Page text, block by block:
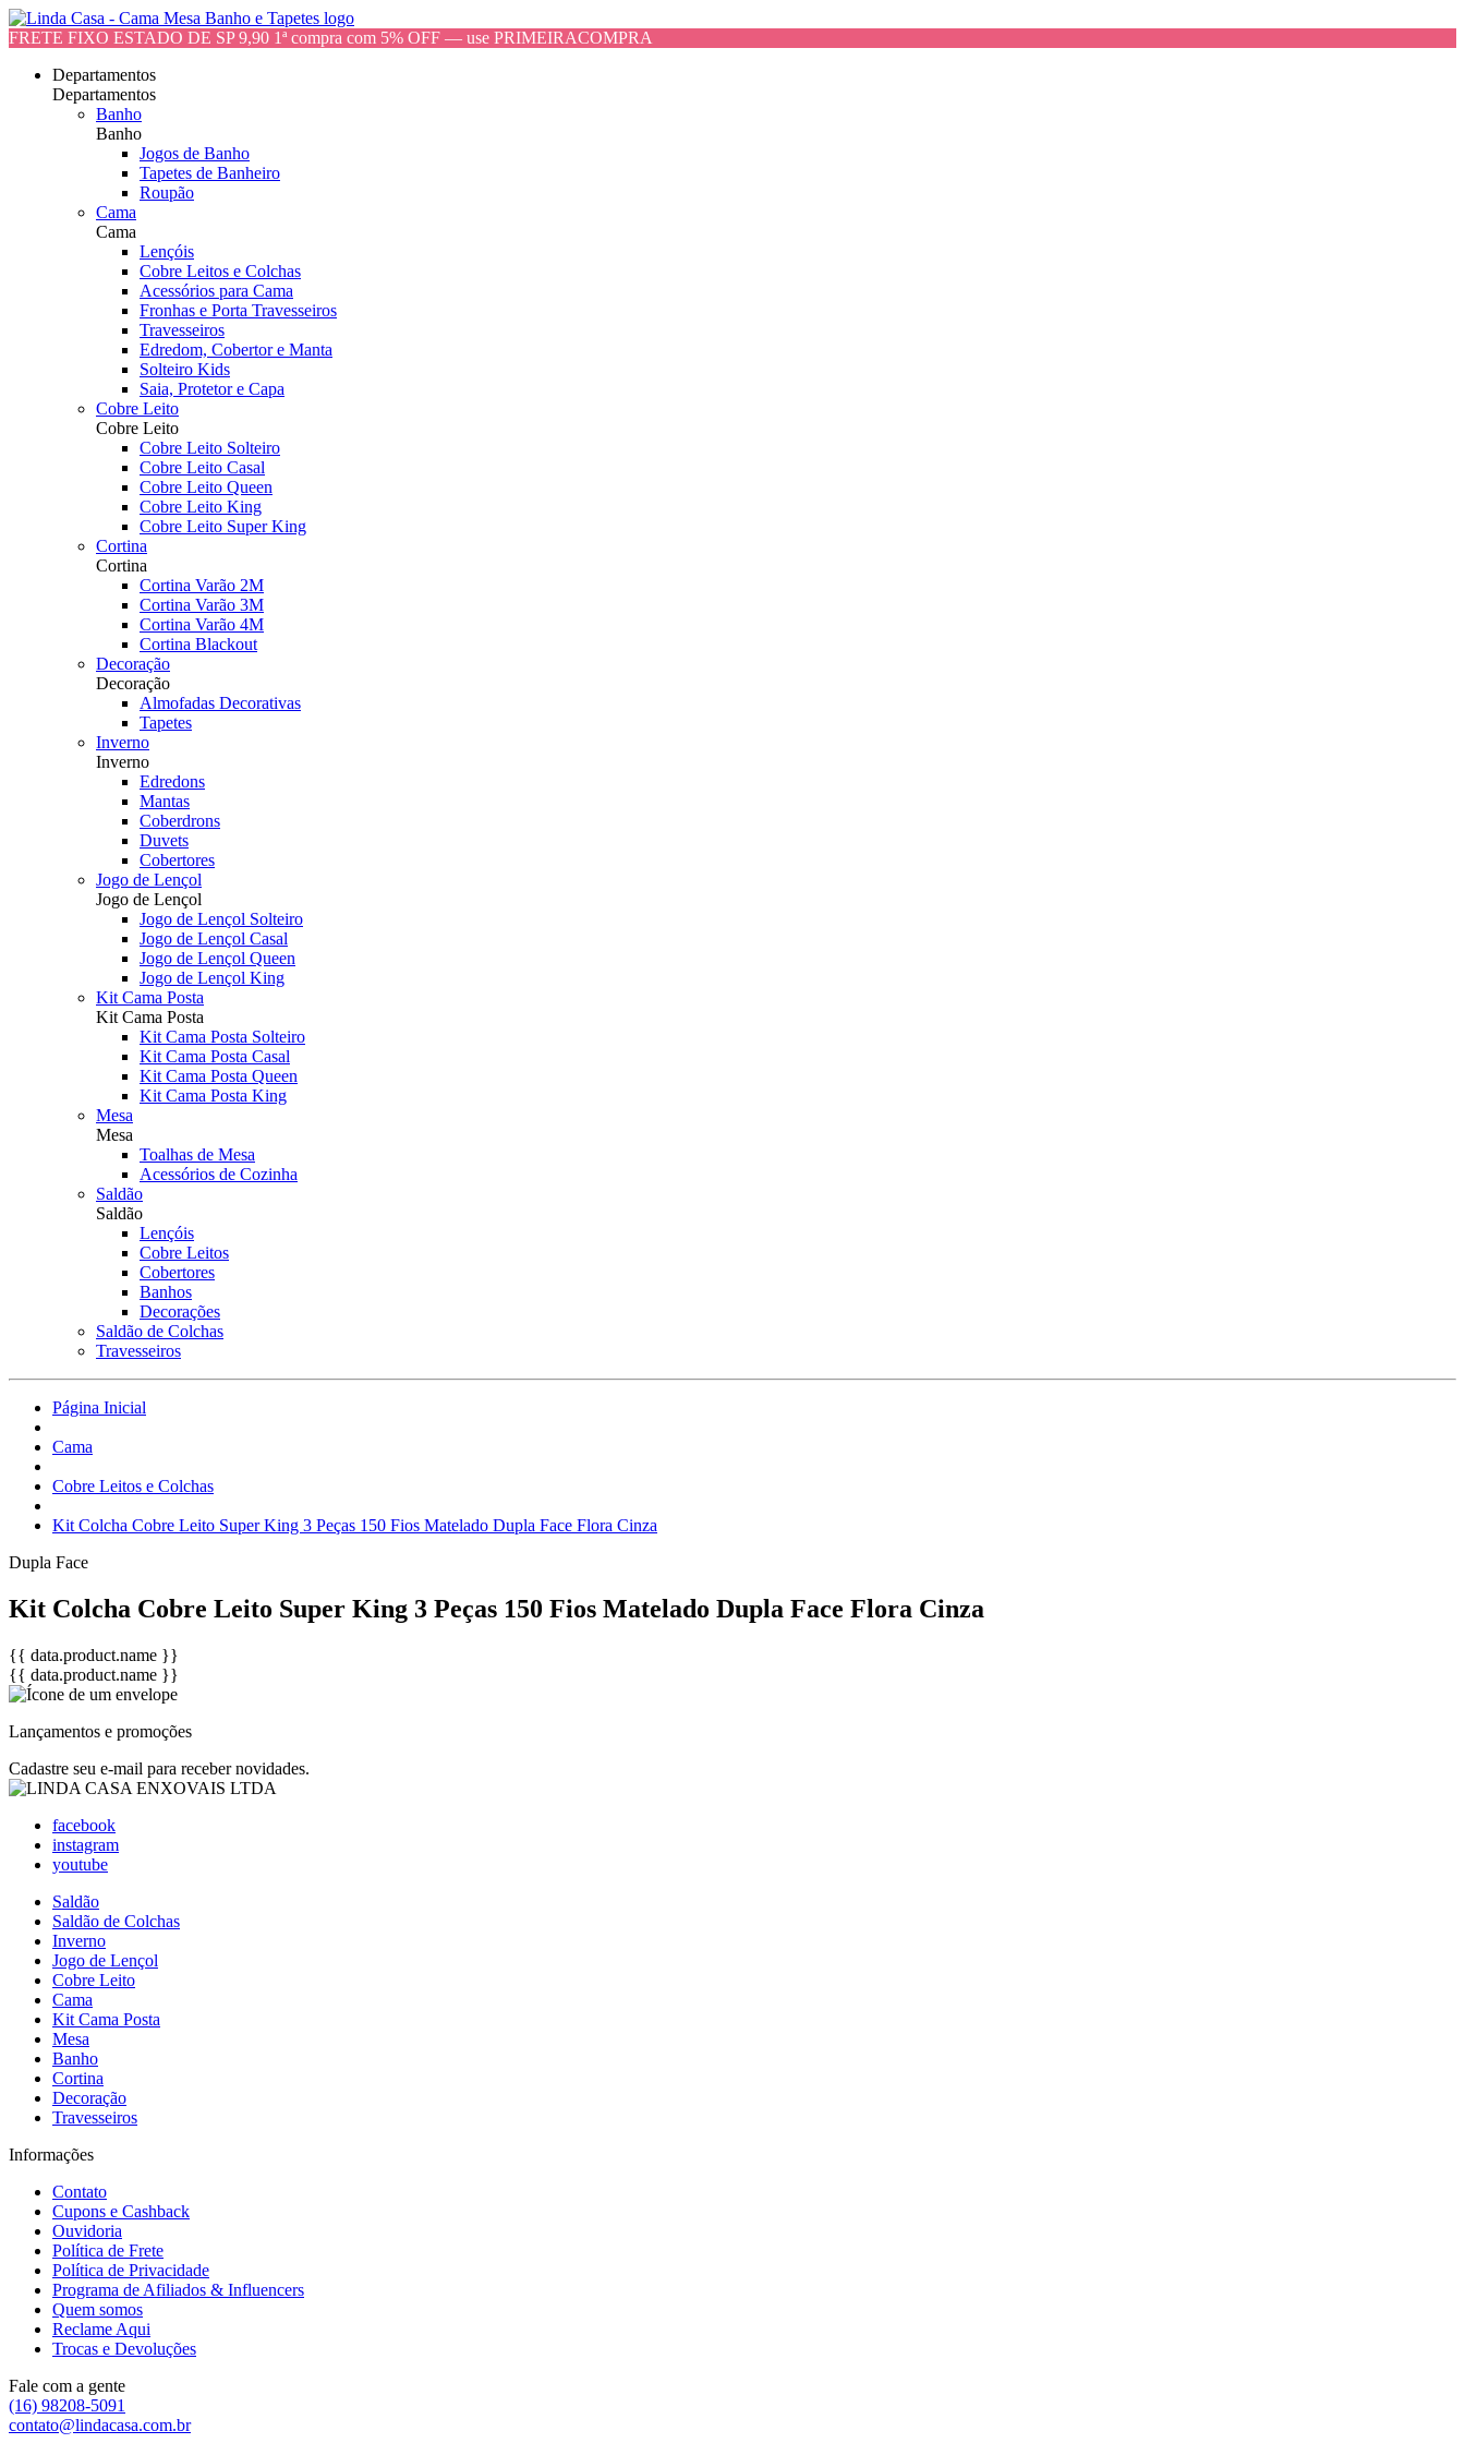
FRETE FIXO ESTADO DE SP 9,90 1ª compra com 5% OFF — use PRIMEIRACOMPRA
Departamentos
Departamentos
Banho
Banho
Jogos de Banho
Tapetes de Banheiro
Roupão
Cama
Cama
Lençóis
Cobre Leitos e Colchas
Acessórios para Cama
Fronhas e Porta Travesseiros
Travesseiros
Edredom, Cobertor e Manta
Solteiro Kids
Saia, Protetor e Capa
Cobre Leito
Cobre Leito
Cobre Leito Solteiro
Cobre Leito Casal
Cobre Leito Queen
Cobre Leito King
Cobre Leito Super King
Cortina
Cortina
Cortina Varão 2M
Cortina Varão 3M
Cortina Varão 4M
Cortina Blackout
Decoração
Decoração
Almofadas Decorativas
Tapetes
Inverno
Inverno
Edredons
Mantas
Coberdrons
Duvets
Cobertores
Jogo de Lençol
Jogo de Lençol
Jogo de Lençol Solteiro
Jogo de Lençol Casal
Jogo de Lençol Queen
Jogo de Lençol King
Kit Cama Posta
Kit Cama Posta
Kit Cama Posta Solteiro
Kit Cama Posta Casal
Kit Cama Posta Queen
Kit Cama Posta King
Mesa
Mesa
Toalhas de Mesa
Acessórios de Cozinha
Saldão
Saldão
Lençóis
Cobre Leitos
Cobertores
Banhos
Decorações
Saldão de Colchas
Travesseiros
Página Inicial
Cama
Cobre Leitos e Colchas
Kit Colcha Cobre Leito Super King 3 Peças 150 Fios Matelado Dupla Face Flora Cinza
Dupla Face
Kit Colcha Cobre Leito Super King 3 Peças 150 Fios Matelado Dupla Face Flora Cinza
{{ data.product.name }}
{{ data.product.name }}
Lançamentos e promoções
Cadastre seu e-mail para receber novidades.
facebook
instagram
youtube
Saldão
Saldão de Colchas
Inverno
Jogo de Lençol
Cobre Leito
Cama
Kit Cama Posta
Mesa
Banho
Cortina
Decoração
Travesseiros
Informações
Contato
Cupons e Cashback
Ouvidoria
Política de Frete
Política de Privacidade
Programa de Afiliados & Influencers
Quem somos
Reclame Aqui
Trocas e Devoluções
Fale com a gente
(16) 98208-5091
contato@lindacasa.com.br